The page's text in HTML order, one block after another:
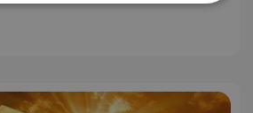
απαραίτητα
Μη ταξινομημένα